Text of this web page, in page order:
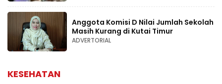
Anggota Komisi D Nilai Jumlah Sekolah
Masih Kurang di Kutai Timur
ADVERTORIAL
KESEHATAN